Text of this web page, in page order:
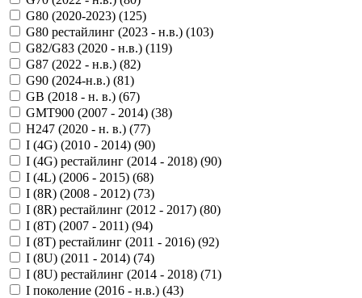
G80 (2020-2023) (125)
G80 рестайлинг (2023 - н.в.) (103)
G82/G83 (2020 - н.в.) (119)
G87 (2022 - н.в.) (82)
G90 (2024-н.в.) (81)
GB (2018 - н. в.) (67)
GMT900 (2007 - 2014) (38)
H247 (2020 - н. в.) (77)
I (4G) (2010 - 2014) (90)
I (4G) рестайлинг (2014 - 2018) (90)
I (4L) (2006 - 2015) (68)
I (8R) (2008 - 2012) (73)
I (8R) рестайлинг (2012 - 2017) (80)
I (8T) (2007 - 2011) (94)
I (8T) рестайлинг (2011 - 2016) (92)
I (8U) (2011 - 2014) (74)
I (8U) рестайлинг (2014 - 2018) (71)
I поколение (2016 - н.в.) (43)